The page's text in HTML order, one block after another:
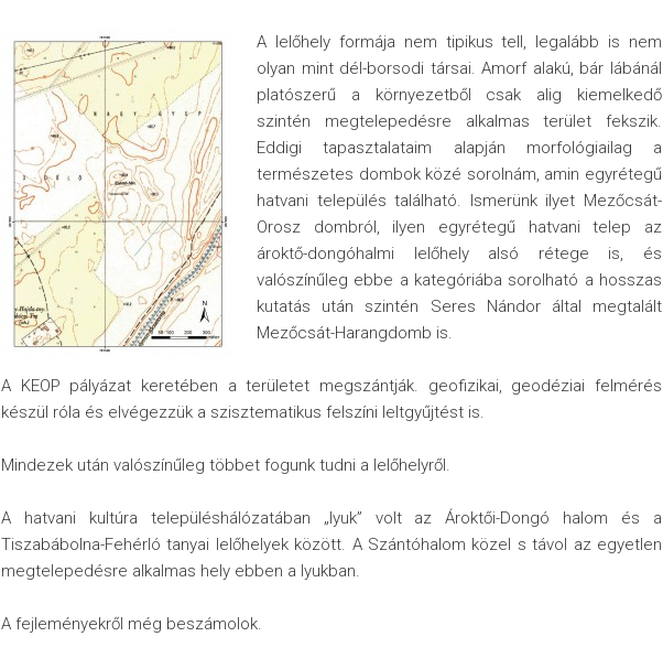
A lelőhely formája nem tipikus tell, legalább is nem
olyan mint dél-borsodi társai. Amorf alakú, bár lábánál
platószerű a környezetből csak alig kiemelkedő
szintén megtelepedésre alkalmas terület fekszik.
Eddigi tapasztalataim alapján morfológiailag a
természetes dombok közé sorolnám, amin egyrétegű
hatvani település található. Ismerünk ilyet Mezőcsát-
Orosz dombról, ilyen egyrétegű hatvani telep az
ároktő-dongóhalmi lelőhely alsó rétege is, és
valószínűleg ebbe a kategóriába sorolható a hosszas
kutatás után szintén Seres Nándor által megtalált
Mezőcsát-Harangdomb is.
A KEOP pályázat keretében a területet megszántják. geofizikai, geodéziai felmérés
készül róla és elvégezzük a szisztematikus felszíni leltgyűjtést is.
Mindezek után valószínűleg többet fogunk tudni a lelőhelyről.
A hatvani kultúra településhálózatában „lyuk” volt az Ároktői-Dongó halom és a
Tiszabábolna-Fehérló tanyai lelőhelyek között. A Szántóhalom közel s távol az egyetlen
megtelepedésre alkalmas hely ebben a lyukban.
A fejleményekről még beszámolok.